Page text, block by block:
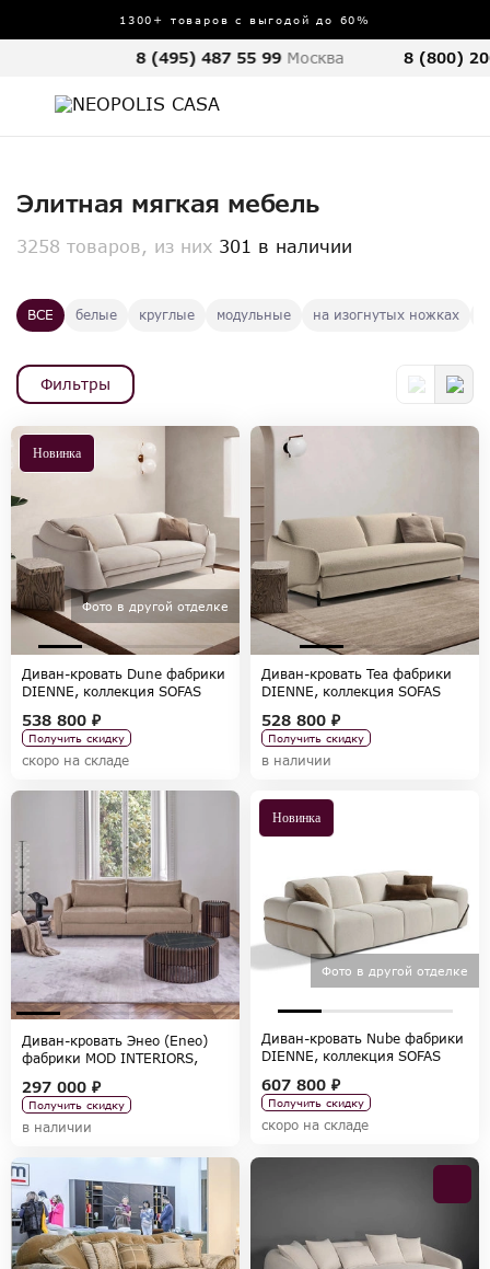
1300+ товаров с выгодой до 60%
8 (495) 487 55 99 Москва 8 (800)
Элитная мягкая мебель
3258 товаров, из них 301 в наличии
ВСЕ белые круглые модульные на изогнутых ножках
Фильтры
Новинка
Фото в другой отделке
Диван-кровать Dune фабрики
DIENNE, коллекция SOFAS
538 800 ₽
Получить скидку
скоро на складе
Диван-кровать Tea фабрики
DIENNE, коллекция SOFAS
528 800 ₽
Получить скидку
в наличии
Диван-кровать Энео (Eneo)
фабрики MOD INTERIORS,
297 000 ₽
Получить скидку
в наличии
Новинка
Фото в другой отделке
Диван-кровать Nube фабрики
DIENNE, коллекция SOFAS
607 800 ₽
Получить скидку
скоро на складе